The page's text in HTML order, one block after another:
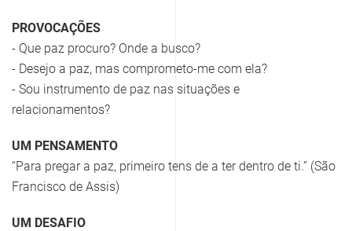
PROVOCAÇÕES
- Que paz procuro? Onde a busco?
- Desejo a paz, mas comprometo-me com ela?
- Sou instrumento de paz nas situações e
relacionamentos?
UM PENSAMENTO
“Para pregar a paz, primeiro tens de a ter dentro de ti.” (São
Francisco de Assis)
UM DESAFIO